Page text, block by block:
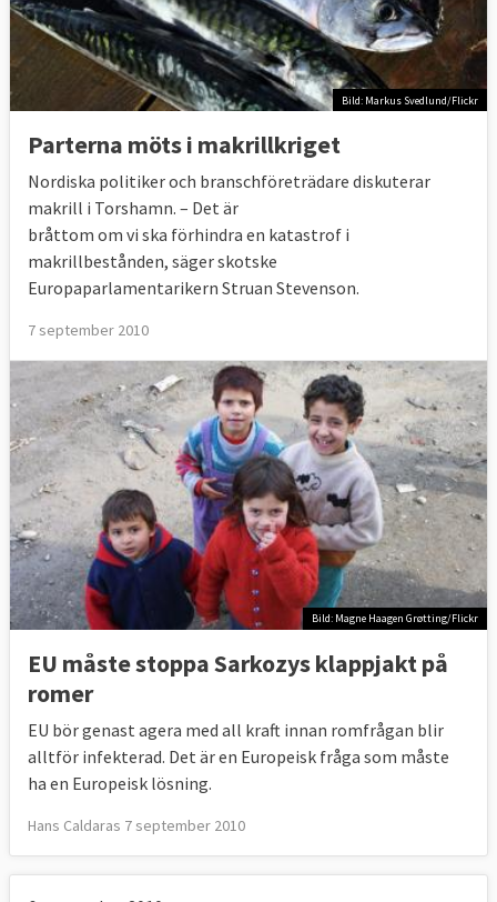
Bild: Markus Svedlund/Flickr
Parterna möts i makrillkriget
Nordiska politiker och branschföreträdare diskuterar
makrill i Torshamn. – Det är
bråttom om vi ska förhindra en katastrof i
makrillbestånden, säger skotske
Europaparlamentarikern Struan Stevenson.
7 september 2010
Bild: Magne Haagen Grøtting/Flickr
EU måste stoppa Sarkozys klappjakt på
romer
EU bör genast agera med all kraft innan romfrågan blir
alltför infekterad. Det är en Europeisk fråga som måste
ha en Europeisk lösning.
Hans Caldaras 7 september 2010